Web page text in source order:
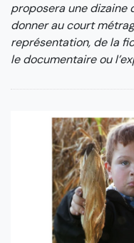
proposera une dizaine
donner au court
représentation, de la
le documentaire ou